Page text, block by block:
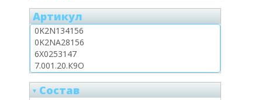
Артикул
Состав